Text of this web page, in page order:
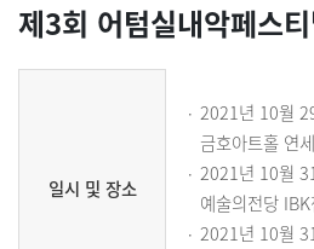
제3회 어텀실내악페스
일시 및 장소
2021년 10월
금호아트홀 연세
2021년 10월
예술의전당
2021년 10월